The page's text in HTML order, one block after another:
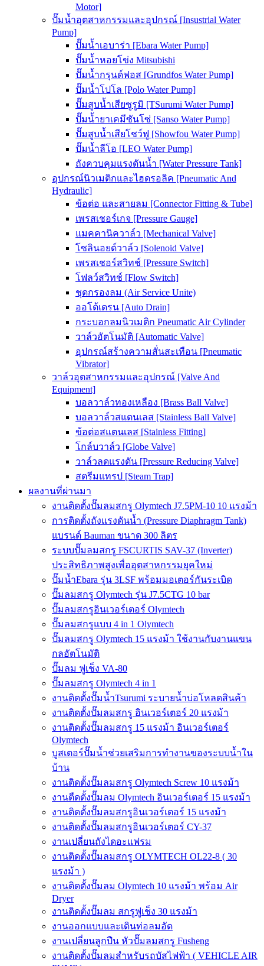
Motor]
ปั๊มน้ำอุตสาหกรรมและอุปกรณ์ [Insustrial Water
Pump]
ปั๊มน้ำเอบาร่า [Ebara Water Pump]
ปั๊มน้ำหอยโข่ง Mitsubishi
ปั๊มน้ำกรุนด์ฟอส [Grundfos Water Pump]
ปั๊มน้ำโปโล [Polo Water Pump]
ปั๊มสูบน้ำเสียซูรูมิ [TSurumi Water Pump]
ปั๊มน้ำยาเคมีซันโซ่ [Sanso Water Pump]
ปั๊มสูบน้ำเสียโชว์ฟู [Showfou Water Pump]
ปั๊มน้ำลีโอ [LEO Water Pump]
ถังควบคุมแรงดันน้ำ [Water Pressure Tank]
อุปกรณ์นิวเมติกและไฮดรอลิค [Pneumatic And
Hydraulic]
ข้อต่อ และสายลม [Connector Fitting & Tube]
เพรสเชอร์เกจ [Pressure Gauge]
แมคคานิควาล์ว [Mechanical Valve]
โซลินอยด์วาล์ว [Solenoid Valve]
เพรสเชอร์สวิทช์ [Pressure Switch]
โฟลว์สวิทช์ [Flow Switch]
ชุดกรองลม (Air Service Unite)
ออโต้เดรน [Auto Drain]
กระบอกลมนิวเมติก Pneumatic Air Cylinder
วาล์วอัตโนมัติ [Automatic Valve]
อุปกรณ์สร้างความสั่นสะเทือน [Pneumatic
Vibrator]
วาล์วอุตสาหกรรมและอุปกรณ์ [Valve And
Equipment]
บอลวาล์วทองเหลือง [Brass Ball Valve]
บอลวาล์วสแตนเลส [Stainless Ball Valve]
ข้อต่อสแตนเลส [Stainless Fitting]
โกล์บวาล์ว [Globe Valve]
วาล์วลดแรงดัน [Pressure Reducing Valve]
สตรีมแทรป [Steam Trap]
ผลงานที่ผ่านมา
งานติดตั้งปั๊มลมสกรู Olymtech J7.5PM-10 10 แรงม้า
การติดตั้งถังแรงดันน้ำ (Pressure Diaphragm Tank)
แบรนด์ Bauman ขนาด 300 ลิตร
ระบบปั๊มลมสกรู FSCURTIS SAV-37 (Inverter)
ประสิทธิภาพสูงเพื่ออุตสาหกรรมยุคใหม่
ปั๊มน้ำEbara รุ่น 3LSF พร้อมมอเตอร์กันระเบิด
ปั๊มลมสกรู Olymtech รุ่น J7.5CTG 10 bar
ปั๊มลมสกรูอินเวอร์เตอร์ Olymtech
ปั๊มลมสกรูแบบ 4 in 1 Olymtech
ปั๊มลมสกรู Olymtech 15 แรงม้า ใช้งานกับงานแขน
กลอัตโนมัติ
ปั๊มลม ฟูเช็ง VA-80
ปั๊มลมสกรู Olymtech 4 in 1
งานติดตั้งปั๊มน้ำTsurumi ระบายน้ำบ่อโหลดสินค้า
งานติดตั้งปั๊มลมสกรู อินเวอร์เตอร์ 20 แรงม้า
งานติดตั้งปั๊มลมสกรู 15 แรงม้า อินเวอร์เตอร์
Olymtech
บูสเตอร์ปั๊มน้ำช่วยเสริมการทำงานของระบบน้ำใน
บ้าน
งานติดตั้งปั๊มลมสกรู Olymtech Screw 10 แรงม้า
งานตืดตั้งปั๊มลม Olymtech อินเวอร์เตอร์ 15 แรงม้า
งานติดตั้งปั๊มลมสกรูอินเวอร์เตอร์ 15 แรงม้า
งานติดตั้งปั๊มลมสกรูอินเวอร์เตอร์ CY-37
งานเปลี่ยนถังไดอะแฟรม
งานติดตั้งปั๊มลมสกรู OLYMTECH OL22-8 ( 30
แรงม้า )
งานติดตั้งปั๊มลม Olymtech 10 แรงม้า พร้อม Air
Dryer
งานติดตั้งปั๊มลม สกรูฟูเช็ง 30 แรงม้า
งานออกแบบและเดินท่อลมอัด
งานเปลี่ยนลูกปืน หัวปั๊มลมสกรู Fusheng
งานติดตั้งปั๊มลมสำหรับรถบัสไฟฟ้า ( VEHICLE AIR